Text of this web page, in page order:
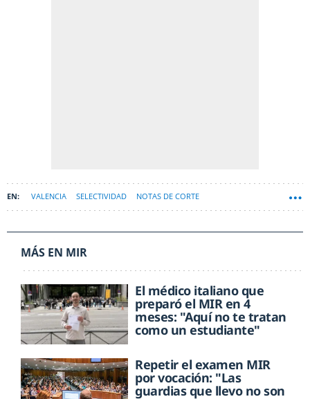
VALENCIA SELECTIVIDAD NOTAS DE CORTE
MÁS EN MIR
El médico italiano que
preparó el MIR en 4
meses: "Aquí no te tratan
como un estudiante"
Repetir el examen MIR
por vocación: "Las
guardias que llevo no son